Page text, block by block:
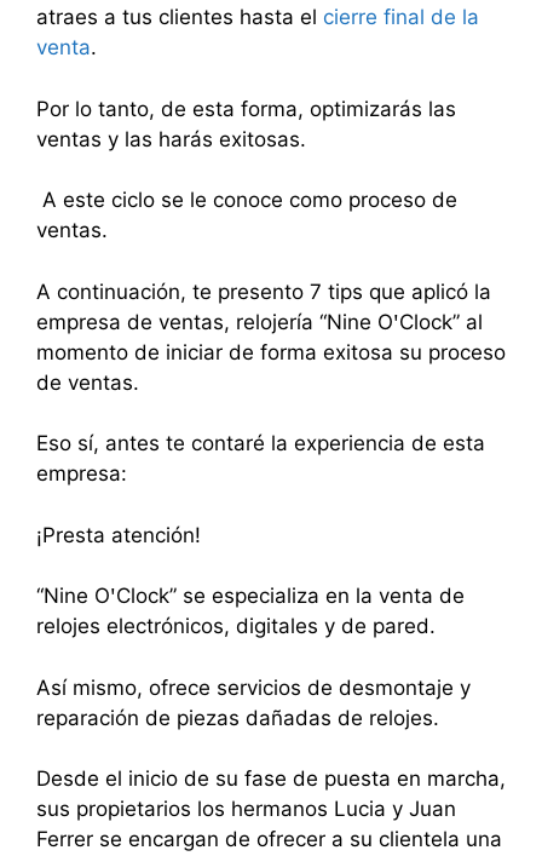
atraes a tus clientes hasta el cierre final de la
venta.
Por lo tanto, de esta forma, optimizarás las
ventas y las harás exitosas.
A este ciclo se le conoce como proceso de
ventas.
A continuación, te presento 7 tips que aplicó la
empresa de ventas, relojería “Nine OꞌClock” al
momento de iniciar de forma exitosa su proceso
de ventas.
Eso sí, antes te contaré la experiencia de esta
empresa:
¡Presta atención!
“Nine OꞌClock” se especializa en la venta de
relojes electrónicos, digitales y de pared.
Así mismo, ofrece servicios de desmontaje y
reparación de piezas dañadas de relojes.
Desde el inicio de su fase de puesta en marcha,
sus propietarios los hermanos Lucia y Juan
Ferrer se encargan de ofrecer a su clientela una